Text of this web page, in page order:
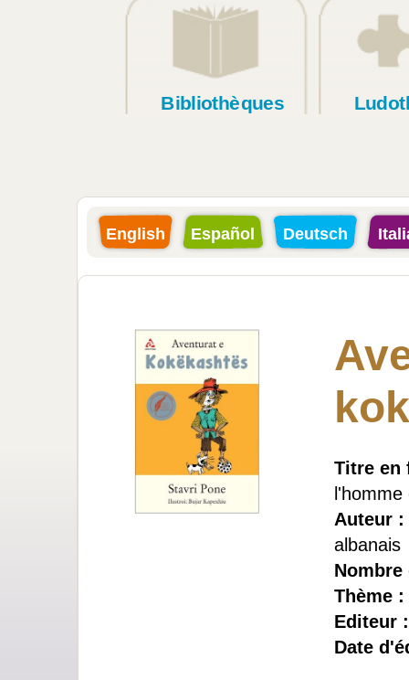
Bibliothèques
English Español Deutsch
Titre en
Auteur :
albanais
Nombre
Thème :
Editeur
Date